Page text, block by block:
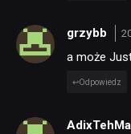
grzybb
a może
Odpowiedz